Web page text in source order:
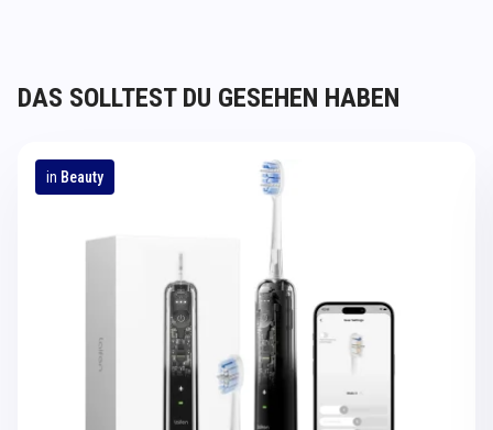
DAS SOLLTEST DU GESEHEN HABEN
in Beauty